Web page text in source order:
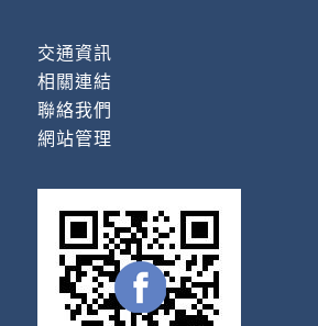
交通資訊
相關連結
聯絡我們
網站管理